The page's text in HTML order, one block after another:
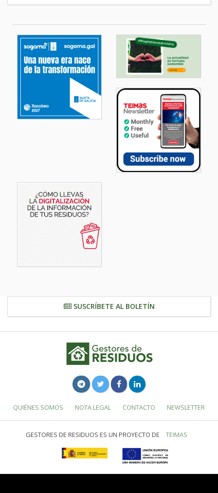
SUSCRÍBETE AL BOLETÍN
QUIÉNES SOMOS NOTA LEGAL CONTACTO NEWSLETTER
GESTORES DE RESIDUOS ES UN PROYECTO DE TEIMAS